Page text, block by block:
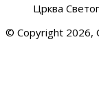
Црква
© Copyright 2026,